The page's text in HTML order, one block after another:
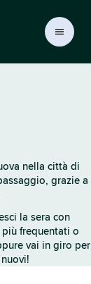
nella città di
grazie a
la sera con
frequentati o
vai in giro per